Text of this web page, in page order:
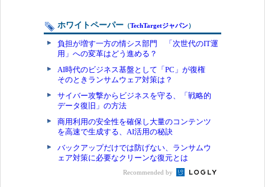
ホワイトペーパー （TechTargetジャパン）
負担が増す一方の情シス部門 「次世代のIT運
用」への変革はどう進める？
AI時代のビジネス基盤として「PC」が復権
そのときランサムウェア対策は？
サイバー攻撃からビジネスを守る、「戦略的
データ復旧」の方法
商用利用の安全性を確保し大量のコンテンツ
を高速で生成する、AI活用の秘訣
バックアップだけでは防げない、ランサムウ
ェア対策に必要なクリーンな復元とは
Recommended by